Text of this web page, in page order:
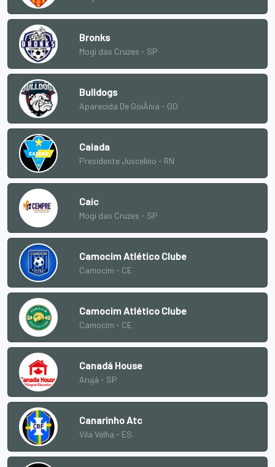
Bronks
Mogi das Cruzes - SP
Bulldogs
Aparecida De GoiÂnia - GO
Caiada
Presidente Juscelino - RN
Caic
Mogi das Cruzes - SP
Camocim Atlético Clube
Camocim - CE
Camocim Atlético Clube
Camocim - CE
Canadá House
Arujá - SP
Canarinho Atc
Vila Velha - ES